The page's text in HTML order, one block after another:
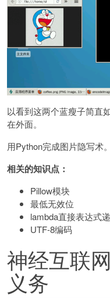
以看到这两个蓝瘦子简直
在外面。
用Python完成图片隐写术。
相关的知识点：
Pillow模块
最低无效位
lambda直接表达式
UTF-8编码
神经互联
义务